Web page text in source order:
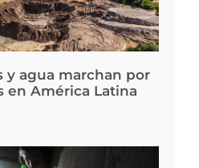
y agua marchan por
en América Latina